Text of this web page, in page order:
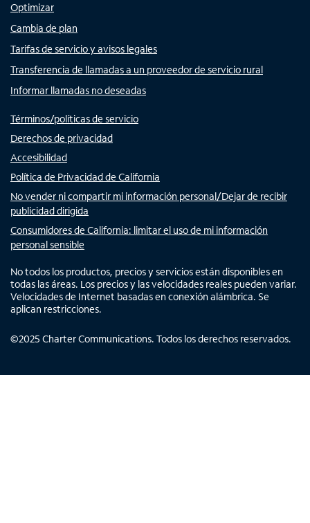
Optimizar
Cambia de plan
Tarifas de servicio y avisos legales
Transferencia de llamadas a un proveedor de servicio rural
Informar llamadas no deseadas
Términos/políticas de servicio
Derechos de privacidad
Accesibilidad
Política de Privacidad de California
No vender ni compartir mi información personal/Dejar de recibir
publicidad dirigida
Consumidores de California: limitar el uso de mi información
personal sensible
No todos los productos, precios y servicios están disponibles en
todas las áreas. Los precios y las velocidades reales pueden variar.
Velocidades de Internet basadas en conexión alámbrica. Se
aplican restricciones.
©2025 Charter Communications. Todos los derechos reservados.